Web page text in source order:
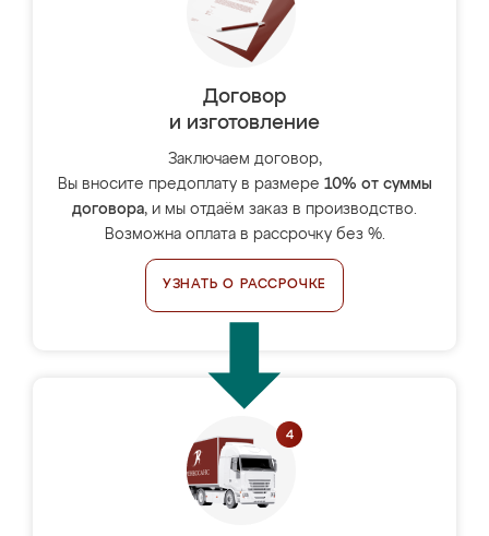
Договор
и изготовление
Заключаем договор,
Вы вносите предоплату в размере 10% от суммы
договора, и мы отдаём заказ в производство.
Возможна оплата в рассрочку без %.
УЗНАТЬ О РАССРОЧКЕ